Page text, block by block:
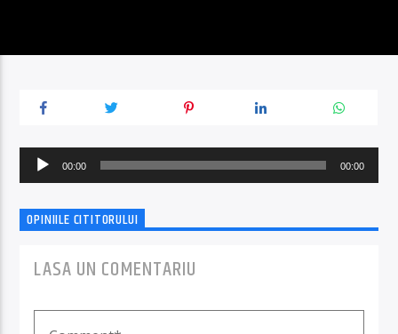
Player
audio
00:00 00:00
OPINIILE CITITORULUI
LASA UN COMENTARIU